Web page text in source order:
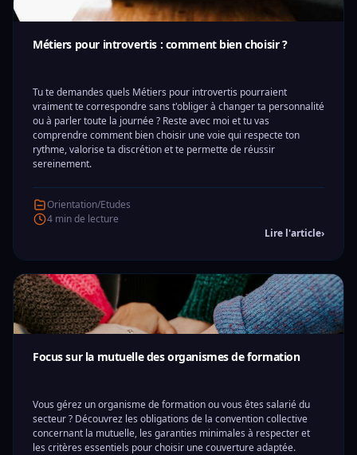
Métiers pour introvertis : comment bien choisir ?
Tu te demandes quels Métiers pour introvertis pourraient
vraiment te correspondre sans t'obliger à changer ta personnalité
ou à parler toute la journée ? Reste avec moi et tu vas
comprendre comment bien choisir une voie qui respecte ton
rythme, valorise ta discrétion et te permette de réussir
sereinement.
Orientation/Etudes
4 min de lecture
Lire l'article›
Focus sur la mutuelle des organismes de formation
Vous gérez un organisme de formation ou vous êtes salarié du
secteur ? Découvrez les obligations de la convention collective
concernant la mutuelle, les garanties minimales à respecter et
les critères essentiels pour choisir une couverture adaptée.